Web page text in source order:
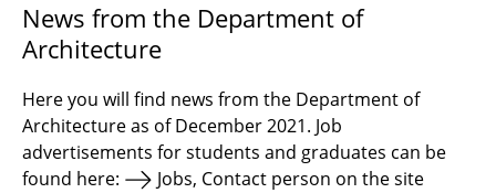
Qualification profile
Semester Programme
Internationales
News from the Department of
Architecture
Here you will find news from the Department of
Architecture as of December 2021. Job
advertisements for students and graduates can be
found here:
Jobs, Contact person on the site